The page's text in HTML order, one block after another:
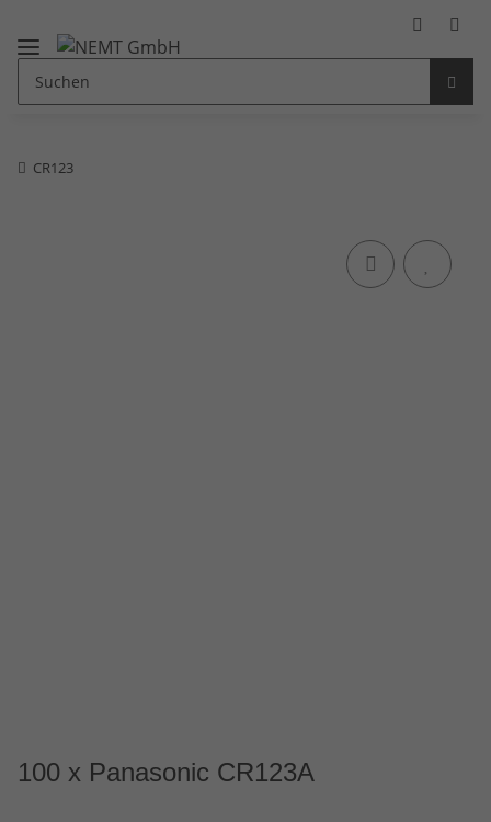
CR123
100 x Panasonic CR123A